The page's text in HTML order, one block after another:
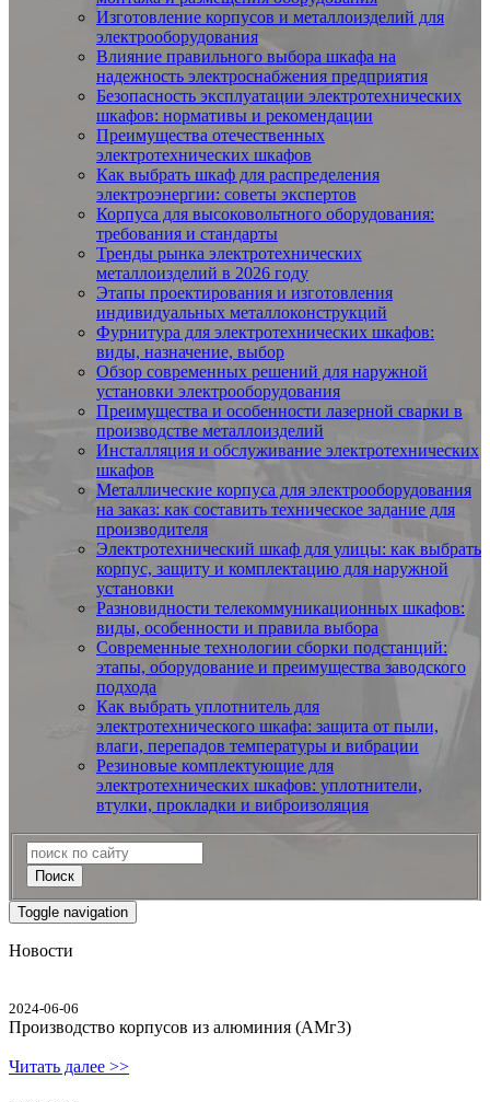
Изготовление корпусов и металлоизделий для
электрооборудования
Влияние правильного выбора шкафа на
надежность электроснабжения предприятия
Безопасность эксплуатации электротехнических
шкафов: нормативы и рекомендации
Преимущества отечественных
электротехнических шкафов
Как выбрать шкаф для распределения
электроэнергии: советы экспертов
Корпуса для высоковольтного оборудования:
требования и стандарты
Тренды рынка электротехнических
металлоизделий в 2026 году
Этапы проектирования и изготовления
индивидуальных металлоконструкций
Фурнитура для электротехнических шкафов:
виды, назначение, выбор
Обзор современных решений для наружной
установки электрооборудования
Преимущества и особенности лазерной сварки в
производстве металлоизделий
Инсталляция и обслуживание электротехнических
шкафов
Металлические корпуса для электрооборудования
на заказ: как составить техническое задание для
производителя
Электротехнический шкаф для улицы: как выбрать
корпус, защиту и комплектацию для наружной
установки
Разновидности телекоммуникационных шкафов:
виды, особенности и правила выбора
Современные технологии сборки подстанций:
этапы, оборудование и преимущества заводского
подхода
Как выбрать уплотнитель для
электротехнического шкафа: защита от пыли,
влаги, перепадов температуры и вибрации
Резиновые комплектующие для
электротехнических шкафов: уплотнители,
втулки, прокладки и виброизоляция
Поиск
Toggle navigation
Новости
2024-06-06
Производство корпусов из алюминия (АМг3)
Читать далее >>